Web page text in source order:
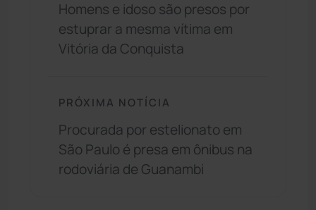
Homens e idoso são presos por
estuprar a mesma vítima em
Vitória da Conquista
PRÓXIMA NOTÍCIA
Procurada por estelionato em
São Paulo é presa em ônibus na
rodoviária de Guanambi